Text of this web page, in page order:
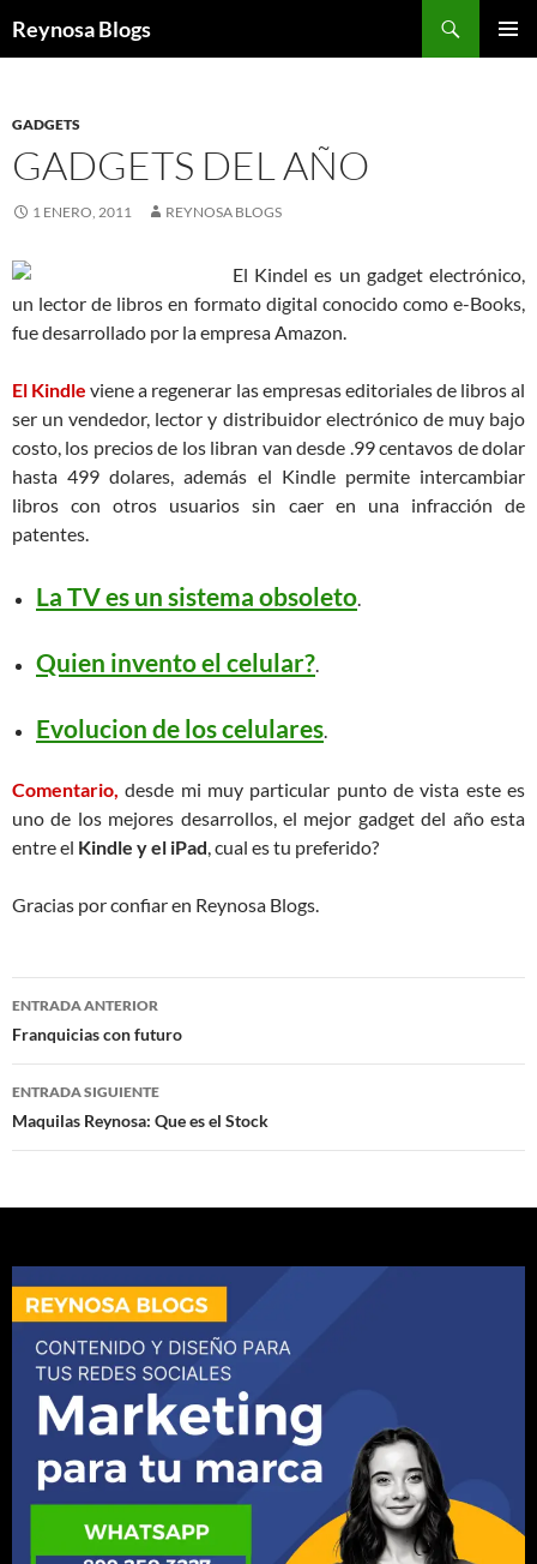
Reynosa Blogs
GADGETS
GADGETS DEL AÑO
1 ENERO, 2011 REYNOSA BLOGS
El Kindel es un gadget electrónico,
un lector de libros en formato digital conocido como e-Books,
fue desarrollado por la empresa Amazon.
El Kindle viene a regenerar las empresas editoriales de libros al
ser un vendedor, lector y distribuidor electrónico de muy bajo
costo, los precios de los libran van desde .99 centavos de dolar
hasta 499 dolares, además el Kindle permite intercambiar
libros con otros usuarios sin caer en una infracción de
patentes.
La TV es un sistema obsoleto.
Quien invento el celular?.
Evolucion de los celulares.
Comentario, desde mi muy particular punto de vista este es
uno de los mejores desarrollos, el mejor gadget del año esta
entre el Kindle y el iPad, cual es tu preferido?
Gracias por confiar en Reynosa Blogs.
Navegación
de
entradas
ENTRADA ANTERIOR
Franquicias con futuro
ENTRADA SIGUIENTE
Maquilas Reynosa: Que es el Stock